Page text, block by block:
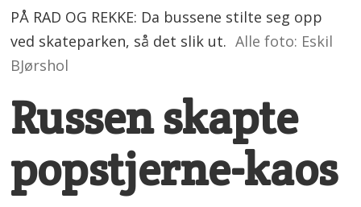
PÅ RAD OG REKKE: Da bussene stilte seg opp
ved skateparken, så det slik ut. Alle foto: Eskil
BJørshol
Russen skapte
popstjerne-kaos